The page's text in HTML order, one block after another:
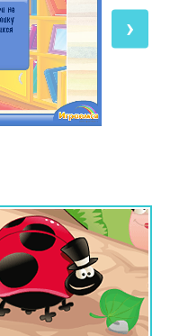
внимание "Кошки-
очень
скорее начинай
игру, а
комментарий!
›